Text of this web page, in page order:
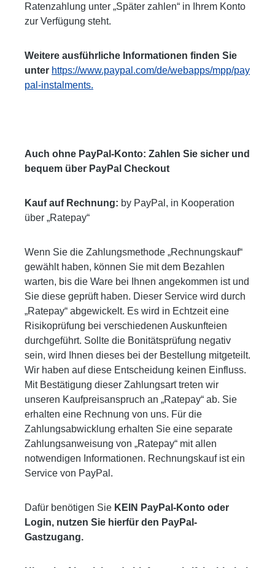
Ratenzahlung unter „Später zahlen“ in Ihrem Konto
zur Verfügung steht.
Weitere ausführliche Informationen finden Sie
unter https://www.paypal.com/de/webapps/mpp/pay
pal-instalments.
Auch ohne PayPal-Konto: Zahlen Sie sicher und
bequem über PayPal Checkout
Kauf auf Rechnung: by PayPal, in Kooperation
über „Ratepay“
Wenn Sie die Zahlungsmethode „Rechnungskauf“
gewählt haben, können Sie mit dem Bezahlen
warten, bis die Ware bei Ihnen angekommen ist und
Sie diese geprüft haben. Dieser Service wird durch
„Ratepay“ abgewickelt. Es wird in Echtzeit eine
Risikoprüfung bei verschiedenen Auskunfteien
durchgeführt. Sollte die Bonitätsprüfung negativ
sein, wird Ihnen dieses bei der Bestellung mitgeteilt.
Wir haben auf diese Entscheidung keinen Einfluss.
Mit Bestätigung dieser Zahlungsart treten wir
unseren Kaufpreisanspruch an „Ratepay“ ab. Sie
erhalten eine Rechnung von uns. Für die
Zahlungsabwicklung erhalten Sie eine separate
Zahlungsanweisung von „Ratepay“ mit allen
notwendigen Informationen. Rechnungskauf ist ein
Service von PayPal.
Dafür benötigen Sie KEIN PayPal-Konto oder
Login, nutzen Sie hierfür den PayPal-
Gastzugang.